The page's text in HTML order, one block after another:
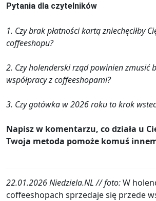
Pytania dla czytelników
1. Czy brak płatności kartą zniechęciłby
coffeeshopu?
2. Czy holenderski rząd powinien zmusić
współpracy z coffeeshopami?
3. Czy gotówka w 2026 roku to krok
Napisz w komentarzu, co działa u
Twoja metoda pomoże komuś
22.01.2026 Niedziela.NL // foto:W
coffeeshopach sprzedaje się przede